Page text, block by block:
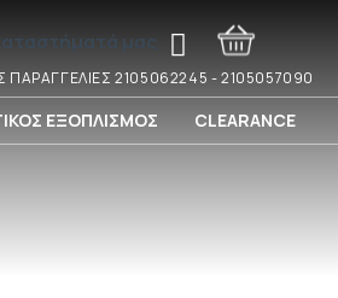
μας
ΠΑΡΑΓΓΕΛΙΕΣ 2105062245 - 2105057090
ΕΞΟΠΛΙΣΜΟΣ CLEARANCE